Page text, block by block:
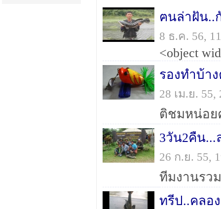
ฅนล่าฝัน..
8 ธ.ค. 56,
รองทำบ้า
28 เม.ย.
ติชมหน่อย
3วัน2คืน
26 ก.ย. 55,
ทีมงานรว
ทรีป..คลอ